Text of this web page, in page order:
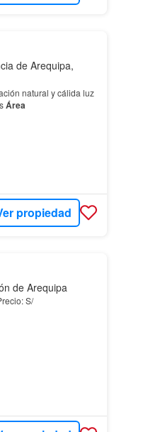
de Arequipa,
natural y cálida luz
Área
propiedad
de Arequipa
m² Precio: S/